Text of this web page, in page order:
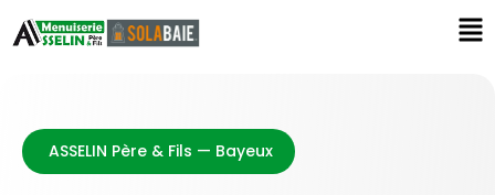
ASSELIN Père & Fils — Bayeux